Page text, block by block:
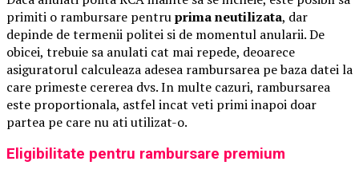
primiti o rambursare pentruprima neutilizata, dar
depinde de termenii politei si de momentul anularii. De
obicei, trebuie sa anulati cat mai repede, deoarece
asiguratorul calculeaza adesea rambursarea pe baza datei la
care primeste cererea dvs. In multe cazuri, rambursarea
este proportionala, astfel incat veti primi inapoi doar
partea pe care nu ati utilizat-o.
Eligibilitate pentru rambursare premium